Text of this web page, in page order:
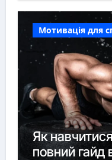
Мотивація для
Як
повний гайд